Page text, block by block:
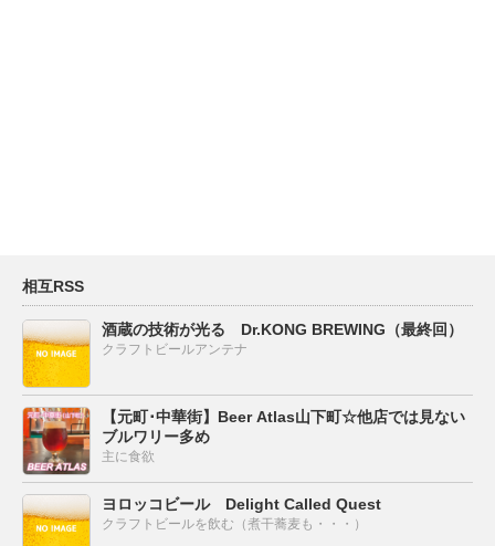
相互RSS
酒蔵の技術が光る Dr.KONG BREWING（最終回）
クラフトビールアンテナ
【元町･中華街】Beer Atlas山下町☆他店では見ない
ブルワリー多め
主に食欲
ヨロッコビール Delight Called Quest
クラフトビールを飲む（煮干蕎麦も・・・）